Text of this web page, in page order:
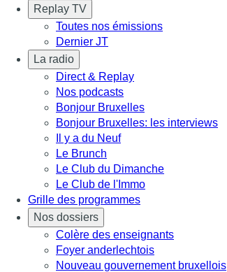
Replay TV
Toutes nos émissions
Dernier JT
La radio
Direct & Replay
Nos podcasts
Bonjour Bruxelles
Bonjour Bruxelles: les interviews
Il y a du Neuf
Le Brunch
Le Club du Dimanche
Le Club de l'Immo
Grille des programmes
Nos dossiers
Colère des enseignants
Foyer anderlechtois
Nouveau gouvernement bruxellois